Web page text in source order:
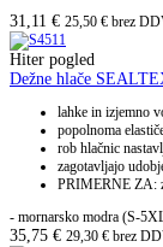
31,11 € 25,50 € brez
Hiter pogled
Dežne hlače
lahke in izjemno
popolnoma
rob hlačnic
zagotavljajo
PRIMERNE ZA:
- mornarsko modra (S-
35,75 € 29,30 € brez